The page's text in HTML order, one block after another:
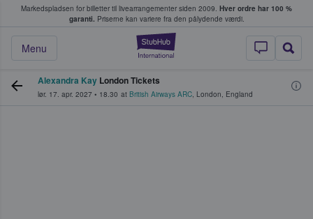
Markedspladsen for billetter til livearrangementer siden 2009. Hver ordre har 100 %
garanti. Priserne kan variere fra den pålydende værdi.
StubHub - Hvor
Menu
køber og sælger billetter
Alexandra Kay London Tickets
lør. 17. apr. 2027 • 18.30 at British Airways ARC, London, England